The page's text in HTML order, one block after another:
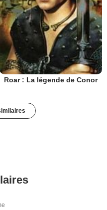
Roar : La légende de Conor